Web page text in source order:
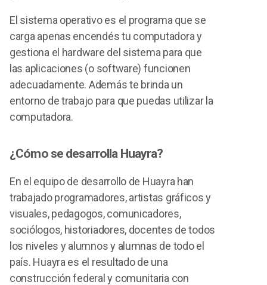
El sistema operativo es el programa que se
carga apenas encendés tu computadora y
gestiona el hardware del sistema para que
las aplicaciones (o software) funcionen
adecuadamente. Además te brinda un
entorno de trabajo para que puedas utilizar la
computadora.
¿Cómo se desarrolla Huayra?
En el equipo de desarrollo de Huayra han
trabajado programadores, artistas gráficos y
visuales, pedagogos, comunicadores,
sociólogos, historiadores, docentes de todos
los niveles y alumnos y alumnas de todo el
país. Huayra es el resultado de una
construcción federal y comunitaria con